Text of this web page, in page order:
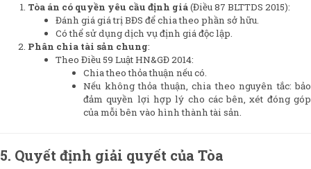
Tòa án có quyền yêu cầu định giá(Điều 87 BLTTDS 2015):
Đánh giá giá trị BĐS để chia theo phần sở hữu.
Có thể sử dụng dịch vụ định giá độc lập.
Phân chia tài sản chung:
Theo Điều 59 Luật HN&GĐ 2014:
Chia theo thỏa thuận nếu có.
Nếu không thỏa thuận, chia theo nguyên tắc: bảo
đảm quyền lợi hợp lý cho các bên, xét đóng góp
của mỗi bên vào hình thành tài sản.
5. Quyết định giải quyết của Tòa